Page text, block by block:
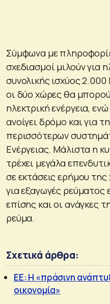
Σύμφωνα με
σχεδιασμοί μιλούν για
συνολικής ισχύος
οι δύο χώρες θα
ηλεκτρική ενέργεια,
ανοίγει δρόμο και για
περισσότερων
Ενέργειας. Μάλιστα η
τρέχει μεγάλα
σε εκτάσεις ερήμου
για εξαγωγές ρεύματος
επίσης και οι ανάγκες
ρεύμα.
Σχετικά άρθρα:
ΕΕ: Η «πράσινη
οικονομία»